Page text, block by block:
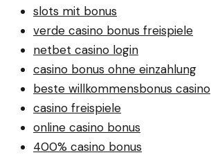
slots mit bonus
verde casino bonus freispiele
netbet casino login
casino bonus ohne einzahlung
beste willkommensbonus casino
casino freispiele
online casino bonus
400% casino bonus